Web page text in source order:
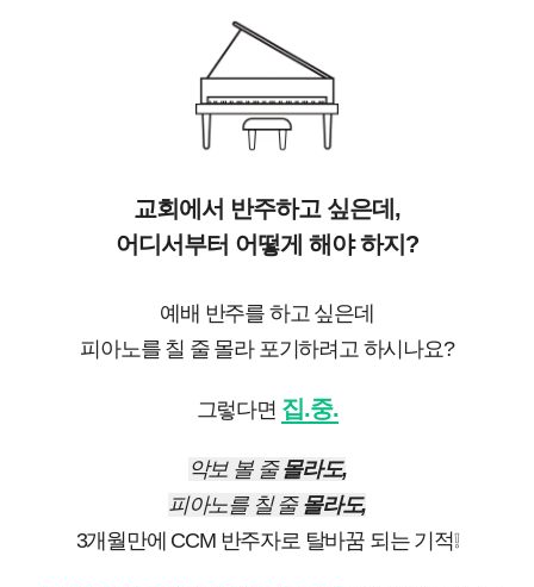
교회에서 반주하고 싶은데,
어디서부터 어떻게 해야 하지?
예배 반주를 하고 싶은데
피아노를 칠 줄 몰라 포기하려고 하시나요?
그렇다면 집.중.
악보 볼 줄몰라도,
피아노를 칠 줄 몰라도,
3개월만에 CCM 반주자로 탈바꿈 되는 기적❕